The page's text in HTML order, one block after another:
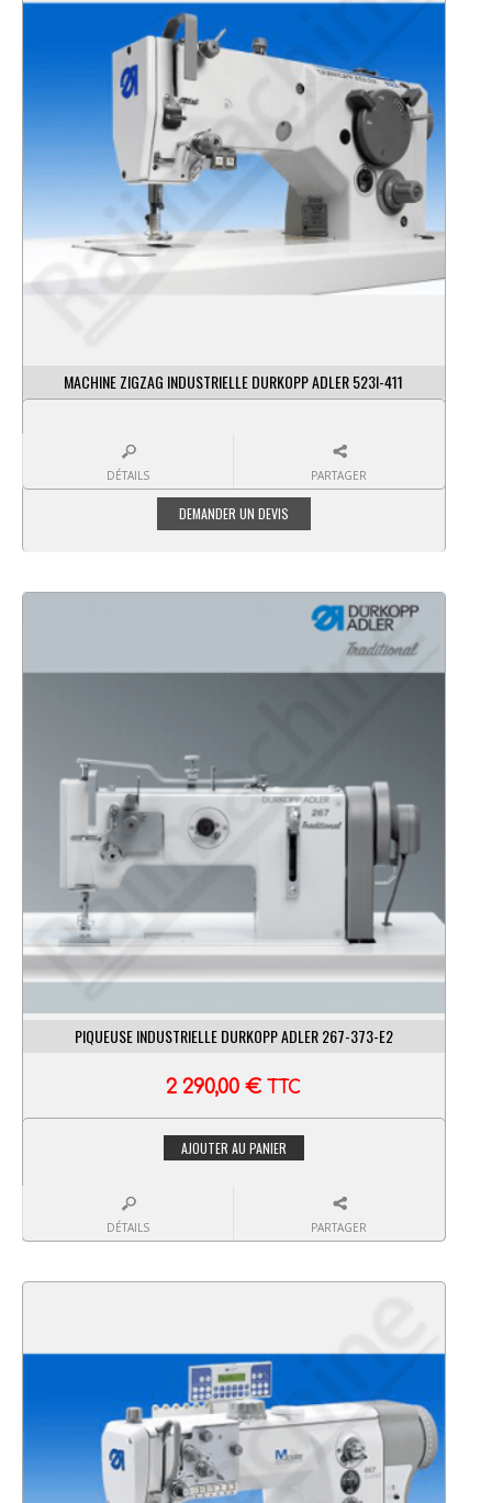
MACHINE ZIGZAG INDUSTRIELLE DURKOPP ADLER 523I-411
DÉTAILS PARTAGER
PIQUEUSE INDUSTRIELLE DURKOPP ADLER 267-373-E2
2 290,00€ TTC
AJOUTER AU PANIER
DÉTAILS PARTAGER